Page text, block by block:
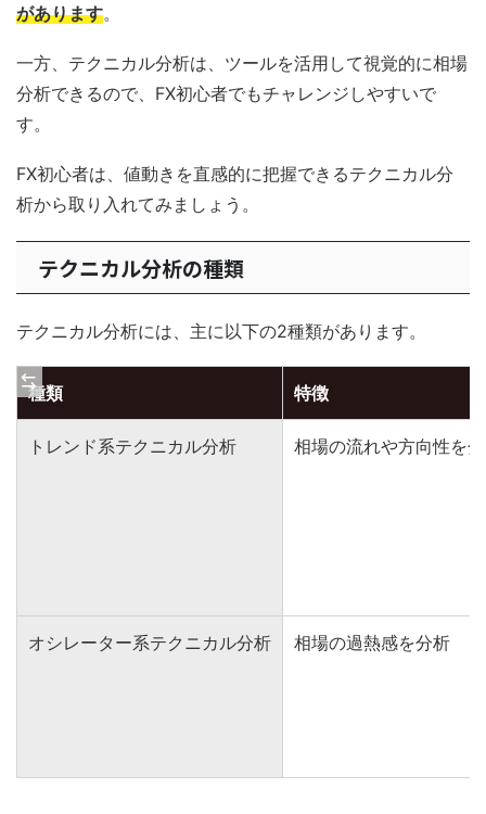
があります。
一方、テクニカル分析は、ツールを活用して視覚的に相場
分析できるので、FX初心者でもチャレンジしやすいで
す。
FX初心者は、値動きを直感的に把握できるテクニカル分
析から取り入れてみましょう。
テクニカル分析の種類
テクニカル分析には、主に以下の2種類があります。
種類 特徴
トレンド系テクニカル分析 相場の流れや方向性を
オシレーター系テクニカル分析 相場の過熱感を分析